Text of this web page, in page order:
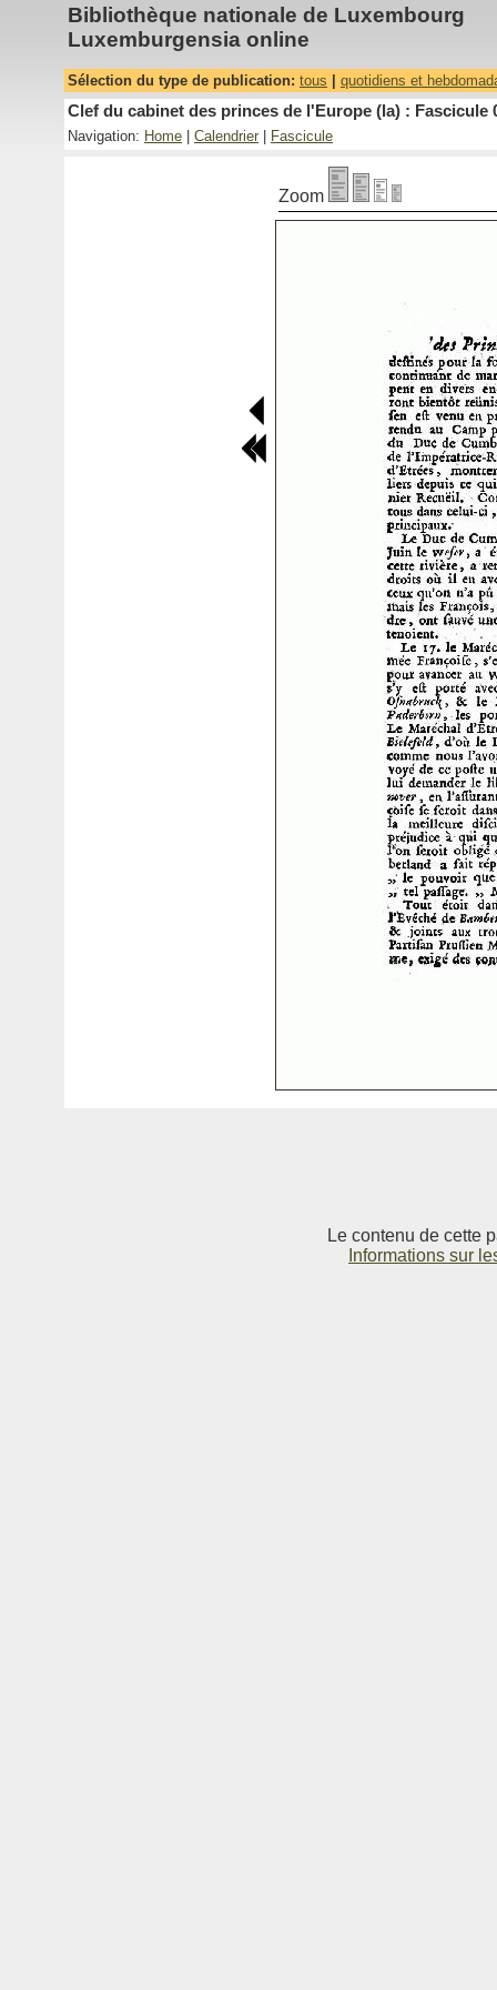
Bibliothèque nationale de Luxembourg
Luxemburgensia online
Sélection du type de publication: tous quotidiens et
Clef du cabinet des princes de l'Europe (la) : Fascicule
Navigation: Home Calendrier Fascicule
Zoom
Le contenu de cette
Informations sur